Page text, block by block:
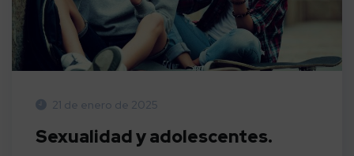
21 de enero de 2025
Sexualidad y adolescentes.